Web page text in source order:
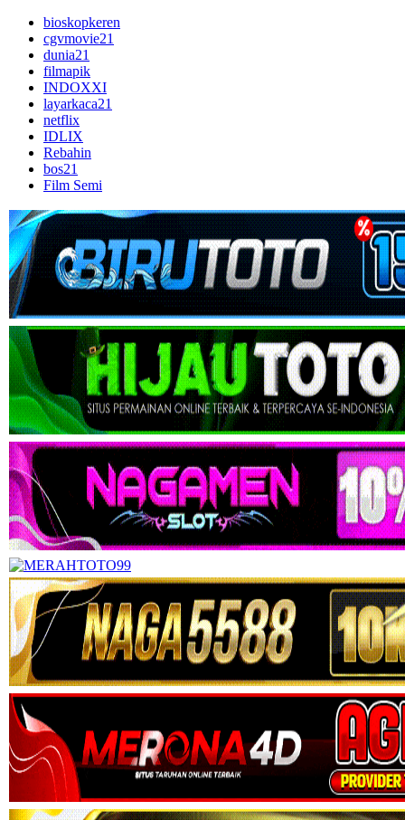
bioskopkeren
cgvmovie21
dunia21
filmapik
INDOXXI
layarkaca21
netflix
IDLIX
Rebahin
bos21
Film Semi